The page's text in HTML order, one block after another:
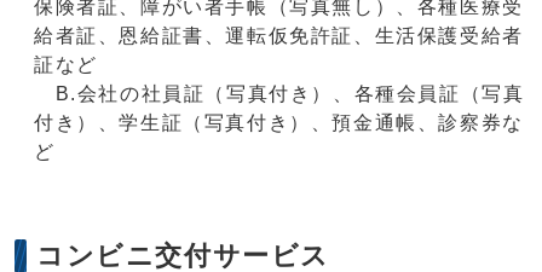
保険者証、障がい者手帳（写真無し）、各種医療受
給者証、恩給証書、運転仮免許証、生活保護受給者
証など
B.会社の社員証（写真付き）、各種会員証（写真
付き）、学生証（写真付き）、預金通帳、診察券な
ど
コンビニ交付サービス